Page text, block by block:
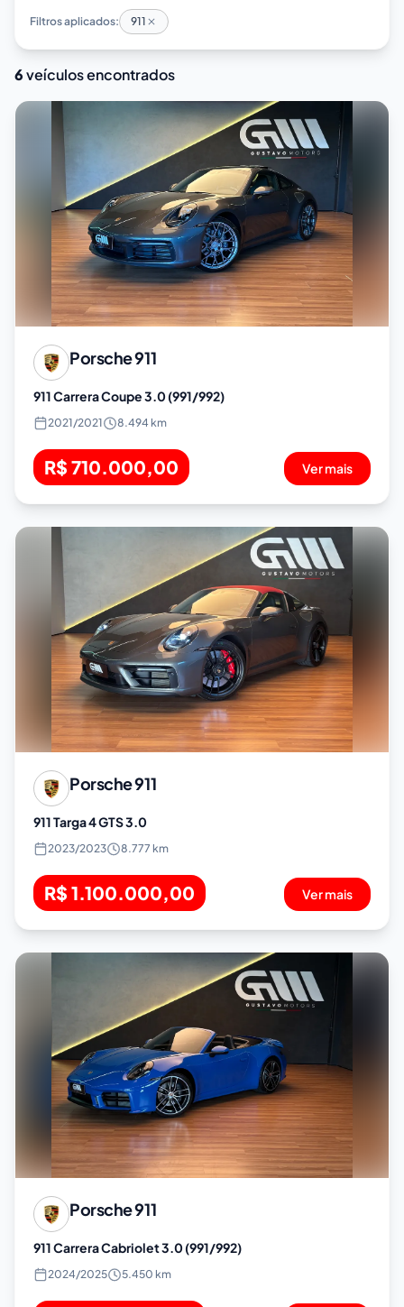
Filtros aplicados: 911
6veículos encontrados
Porsche911
911 Carrera Coupe 3.0 (991/992)
2021/2021 8.494 km
R$ 710.000,00 Ver mais
Porsche911
911 Targa 4 GTS 3.0
2023/2023 8.777 km
R$ 1.100.000,00 Ver mais
Porsche911
911 Carrera Cabriolet 3.0 (991/992)
2024/2025 5.450 km